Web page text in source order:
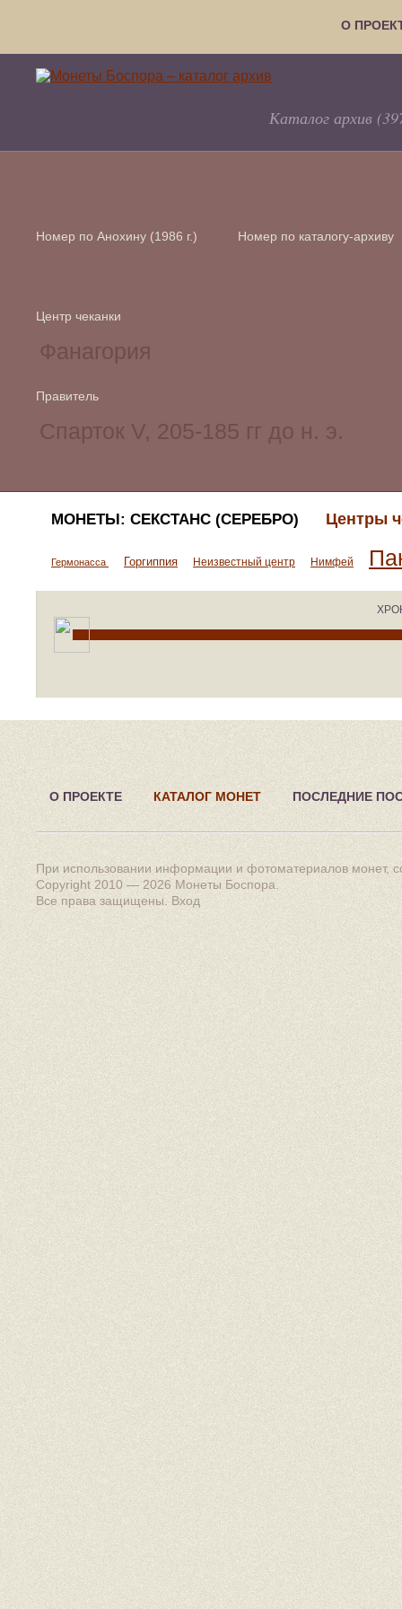
О
Каталог архив
Номер по Анохину (1986 г.) Номер по каталогу-архиву
Центр чеканки
Правитель
МОНЕТЫ: СЕКСТАНС (СЕРЕБРО) Центры
Гермонасса Горгиппия Неизвестный центр Нимфей
О ПРОЕКТЕ КАТАЛОГ МОНЕТ ПОСЛЕДНИЕ
При использовании информации и фотоматериалов монет,
Copyright 2010 — 2026 Монеты Боспора
Все права защищены. Вход